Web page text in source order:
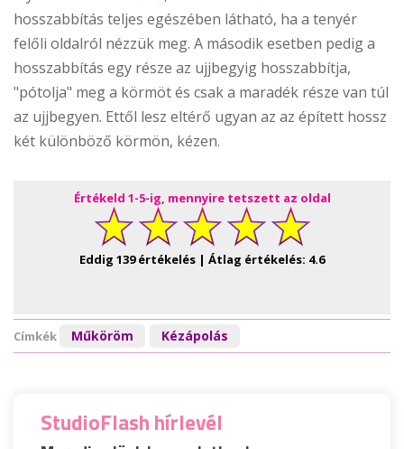
hosszabbítás teljes egészében látható, ha a tenyér
felőli oldalról nézzük meg. A második esetben pedig a
hosszabbítás egy része az ujjbegyig hosszabbítja,
"pótolja" meg a körmöt és csak a maradék része van túl
az ujjbegyen. Ettől lesz eltérő ugyan az az épített hossz
két különböző körmön, kézen.
Értékeld 1-5-ig, mennyire tetszett az oldal
Eddig 139értékelés | Átlag értékelés: 4.6
Címkék Műköröm Kézápolás
StudioFlash hírlevél